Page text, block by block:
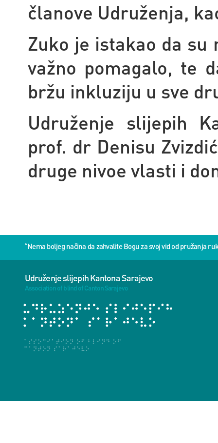
članove Udruženja,
Zuko je istakao da su
važno pomagalo, te
bržu inkluziju u sve
Udruženje slijepih
prof. dr Denisu
druge nivoe vlasti i
“Nema boljeg načina da zahvalite Bogu za svoj vid od pružanja
Udruženje slijepih Kantona Sarajevo
Association of blind of Canton Sarajevo